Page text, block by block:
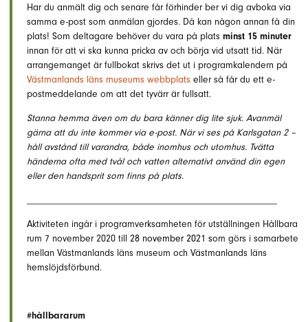
Har du anmält dig och senare får förhinder ber vi dig avboka via
samma e-post som anmälan gjordes. Då kan någon annan få din
plats! Som deltagare behöver du vara på plats minst 15 minuter
innan för att vi ska kunna pricka av och börja vid utsatt tid. När
arrangemanget är fullbokat skrivs det ut i programkalendern på
Västmanlands läns museums webbplats eller så får du ett e-
postmeddelande om att det tyvärr är fullsatt.
Stanna hemma även om du bara känner dig lite sjuk. Avanmäl
gärna att du inte kommer via e-post. När vi ses på Karlsgatan 2 –
håll avstånd till varandra, både inomhus och utomhus. Tvätta
händerna ofta med tvål och vatten alternativt använd din egen
eller den handsprit som finns på plats.
Aktiviteten ingår i programverksamheten för utställningen Hållbara
rum 7 november 2020 till 28 november 2021 som görs i samarbete
mellan Västmanlands läns museum och Västmanlands läns
hemslöjdsförbund.
#hållbararum